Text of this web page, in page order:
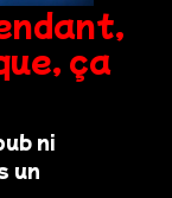
ça
ni
un